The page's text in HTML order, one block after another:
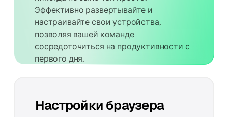
Эффективно развертывайте и
настраивайте свои устройства,
позволяя вашей команде
сосредоточиться на продуктивности с
первого дня.
Настройки браузера